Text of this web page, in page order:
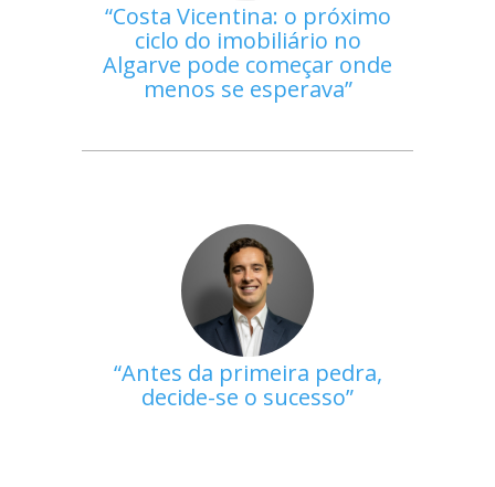
Costa Vicentina: o próximo
ciclo do imobiliário no
Algarve pode começar onde
menos se esperava
Antes da primeira pedra,
decide-se o sucesso